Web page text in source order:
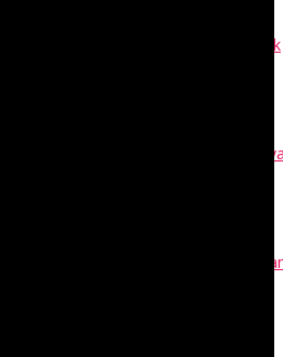
Jasa: Contohnya di Rantai Pasok
Tunai Akuntansi, Cek
Kuasa, Edaran, SK, dan